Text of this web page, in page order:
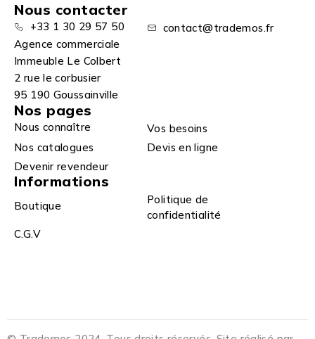
Nous contacter
+33 1 30 29 57 50
contact@trademos.fr
Agence commerciale
Immeuble Le Colbert
2 rue le corbusier
95 190 Goussainville
Nos pages
Nous connaître
Vos besoins
Nos catalogues
Devis en ligne
Devenir revendeur
Informations
Boutique
Politique de
confidentialité
C.G.V